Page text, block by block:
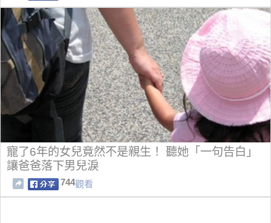
寵了6年的女兒竟然不是親生！ 聽她「一句告白」
讓爸爸落下男兒淚
744觀看